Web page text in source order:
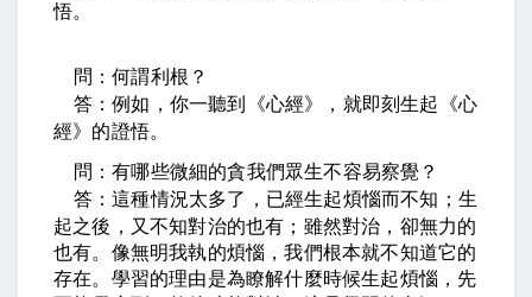
悟。
問：何謂利根？
答：例如，你一聽到《心經》，就即刻生起《心
經》的證悟。
問：有哪些微細的貪我們眾生不容易察覺？
答：這種情況太多了，已經生起煩惱而不知；生
起之後，又不知對治的也有；雖然對治，卻無力的
也有。像無明我執的煩惱，我們根本就不知道它的
存在。學習的理由是為瞭解什麼時候生起煩惱，先